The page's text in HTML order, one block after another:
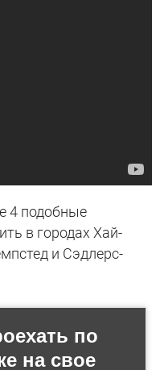
4 подобные
в городах Хай-
и Сэдлерс-